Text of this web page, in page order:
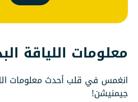
اللياقة البدنية
قلب أحدث معلومات اللياقة